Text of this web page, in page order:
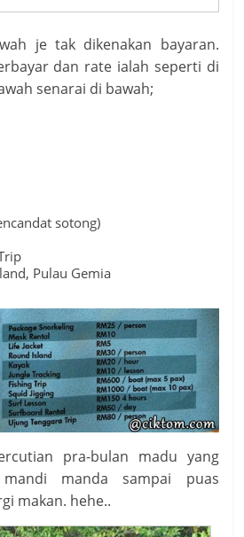
je tak dikenakan bayaran.
dan rate ialah seperti di
senarai di bawah;
sotong)
Pulau Gemia
pra-bulan madu yang
manda sampai puas
makan. hehe..